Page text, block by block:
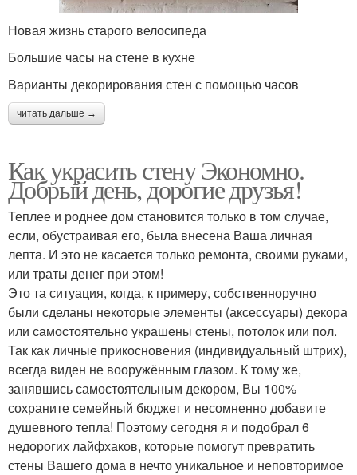
Новая жизнь старого велосипеда
Большие часы на стене в кухне
Варианты декорирования стен с помощью часов
читать дальше →
Как украсить стену Экономно.
Добрый день, дорогие друзья!
Теплее и роднее дом становится только в том случае,
если, обустраивая его, была внесена Ваша личная
лепта. И это не касается только ремонта, своими руками,
или траты денег при этом!
Это та ситуация, когда, к примеру, собственноручно
были сделаны некоторые элементы (аксессуары) декора
или самостоятельно украшены стены, потолок или пол.
Так как личные прикосновения (индивидуальный штрих),
всегда виден не вооружённым глазом. К тому же,
занявшись самостоятельным декором, Вы 100%
сохраните семейный бюджет и несомненно добавите
душевного тепла! Поэтому сегодня я и подобрал 6
недорогих лайфхаков, которые помогут превратить
стены Вашего дома в нечто уникальное и неповторимое